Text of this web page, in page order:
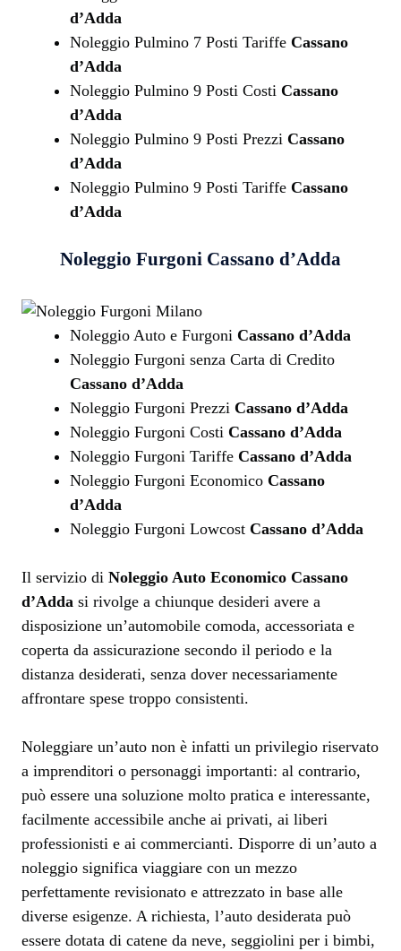
d’Adda
Noleggio Pulmino 7 Posti Tariffe Cassano
d’Adda
Noleggio Pulmino 9 Posti Costi Cassano
d’Adda
Noleggio Pulmino 9 Posti Prezzi Cassano
d’Adda
Noleggio Pulmino 9 Posti Tariffe Cassano
d’Adda
Noleggio Furgoni Cassano d’Adda
Noleggio Auto e Furgoni Cassano d’Adda
Noleggio Furgoni senza Carta di Credito
Cassano d’Adda
Noleggio Furgoni Prezzi Cassano d’Adda
Noleggio Furgoni Costi Cassano d’Adda
Noleggio Furgoni Tariffe Cassano d’Adda
Noleggio Furgoni Economico Cassano
d’Adda
Noleggio Furgoni Lowcost Cassano d’Adda
Il servizio di Noleggio Auto Economico Cassano
d’Adda si rivolge a chiunque desideri avere a
disposizione un’automobile comoda, accessoriata e
coperta da assicurazione secondo il periodo e la
distanza desiderati, senza dover necessariamente
affrontare spese troppo consistenti.
Noleggiare un’auto non è infatti un privilegio riservato
a imprenditori o personaggi importanti: al contrario,
può essere una soluzione molto pratica e interessante,
facilmente accessibile anche ai privati, ai liberi
professionisti e ai commercianti. Disporre di un’auto a
noleggio significa viaggiare con un mezzo
perfettamente revisionato e attrezzato in base alle
diverse esigenze. A richiesta, l’auto desiderata può
essere dotata di catene da neve, seggiolini per i bimbi,